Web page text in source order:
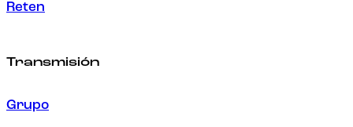
Reten
Transmisión
Grupo